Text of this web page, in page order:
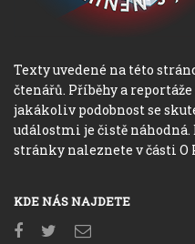
Texty uvedené na této
čtenářů. Příběhy a
jakákoliv podobnost se
událostmi je čistě
stránky naleznete v části
KDE NÁS NAJDETE